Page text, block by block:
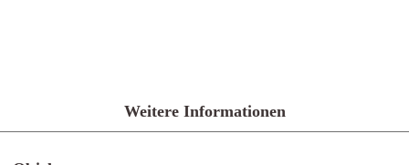
Weitere Informationen